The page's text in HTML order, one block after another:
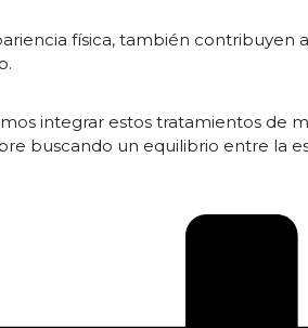
física, también contribuyen
integrar estos tratamientos de
buscando un equilibrio entre la